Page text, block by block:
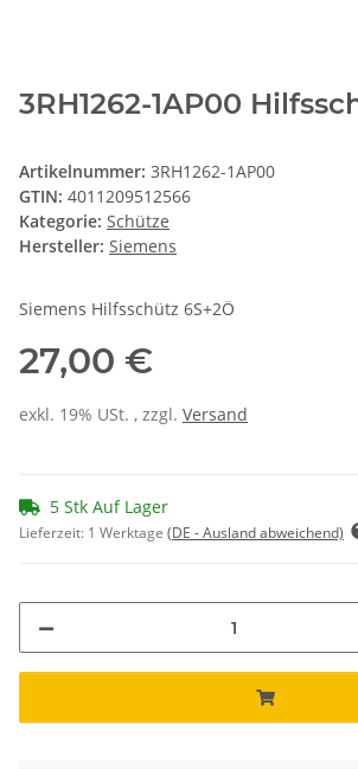
3RH1262-1AP00
Artikelnummer: 3RH1262-1AP00
GTIN: 4011209512566
Kategorie: Schütze
Hersteller: Siemens
Siemens Hilfsschütz 6S+2Ö
27,00 €
exkl. 19% USt. , zzgl. Versand
5 Stk Auf Lager
Lieferzeit: 1 Werktage (DE - Ausland abweichend)